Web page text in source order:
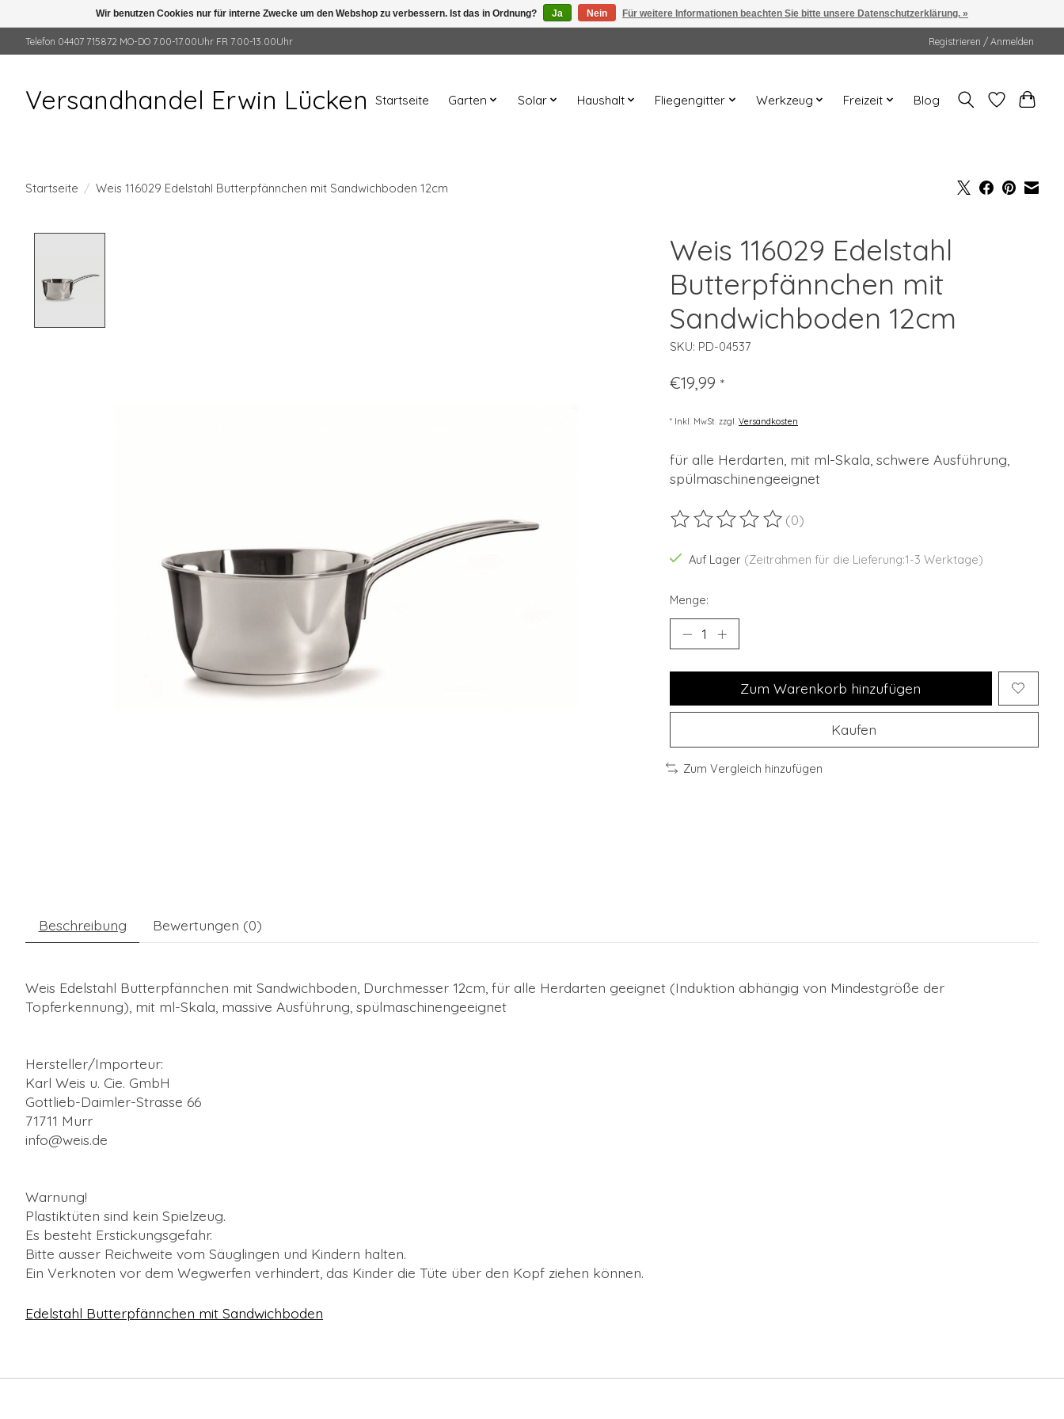
Telefon 04407 715872 MO-DO 7.00-17.00Uhr FR 7.00-13.00Uhr Registrieren / Anmelden
Versandhandel Erwin Lücken Startseite Garten Solar Haushalt Fliegengitter Werkzeug Freizeit Blog
Startseite / Weis 116029 Edelstahl Butterpfännchen mit Sandwichboden 12cm
Weis 116029 Edelstahl
Butterpfännchen mit
Sandwichboden 12cm
SKU: PD-04537
€19,99 *
* Inkl. MwSt. zzgl. Versandkosten
für alle Herdarten, mit ml-Skala, schwere Ausführung,
spülmaschinengeeignet
Die Bewertung dieses Produkts ist
(0)
Auf Lager (Zeitrahmen für die Lieferung:1-3 Werktage)
Menge:
Zum Warenkorb hinzufügen
Kaufen
Zum Vergleich hinzufügen
Beschreibung Bewertungen (0)
Weis Edelstahl Butterpfännchen mit Sandwichboden, Durchmesser 12cm, für alle Herdarten geeignet (Induktion abhängig von Mindestgröße der
Topferkennung), mit ml-Skala, massive Ausführung, spülmaschinengeeignet
Hersteller/Importeur:
Karl Weis u. Cie. GmbH
Gottlieb-Daimler-Strasse 66
71711 Murr
info@weis.de
Warnung!
Plastiktüten sind kein Spielzeug.
Es besteht Erstickungsgefahr.
Bitte ausser Reichweite vom Säuglingen und Kindern halten.
Ein Verknoten vor dem Wegwerfen verhindert, das Kinder die Tüte über den Kopf ziehen können.
Edelstahl Butterpfännchen mit Sandwichboden
Wir benutzen Cookies nur für interne Zwecke um den Webshop zu verbessern. Ist das in Ordnung? Ja Nein Für weitere Informationen beachten Sie bitte unsere Datenschutzerklärung. »